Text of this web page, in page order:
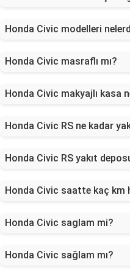
Honda Civic modelleri
Honda Civic masraflı mı?
Honda Civic makyajlı kasa
Honda Civic RS ne kadar
Honda Civic RS yakıt
Honda Civic saatte kaç km
Honda Civic saglam mi?
Honda Civic sağlam mı?